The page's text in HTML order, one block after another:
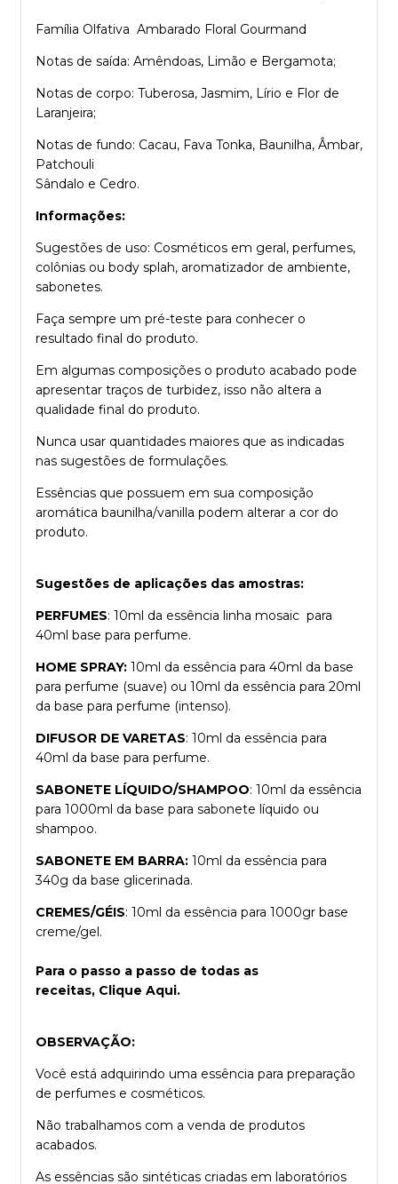
Família Olfativa Ambarado Floral Gourmand
Notas de saída: Amêndoas, Limão e Bergamota;
Notas de corpo: Tuberosa, Jasmim, Lírio e Flor de
Laranjeira;
Notas de fundo: Cacau, Fava Tonka, Baunilha, Âmbar,
Patchouli
Sândalo e Cedro.
Informações:
Sugestões de uso: Cosméticos em geral, perfumes,
colônias ou body splah, aromatizador de ambiente,
sabonetes.
Faça sempre um pré-teste para conhecer o
resultado final do produto.
Em algumas composições o produto acabado pode
apresentar traços de turbidez, isso não altera a
qualidade final do produto.
Nunca usar quantidades maiores que as indicadas
nas sugestões de formulações.
Essências que possuem em sua composição
aromática baunilha/vanilla podem alterar a cor do
produto.
Sugestões de aplicações das amostras:
PERFUMES: 10ml da essência linha mosaic para
40ml base para perfume.
HOME SPRAY: 10ml da essência para 40ml da base
para perfume (suave) ou 10ml da essência para 20ml
da base para perfume (intenso).
DIFUSOR DE VARETAS: 10ml da essência para
40ml da base para perfume.
SABONETE LÍQUIDO/SHAMPOO: 10ml da essência
para 1000ml da base para sabonete líquido ou
shampoo.
SABONETE EM BARRA: 10ml da essência para
340g da base glicerinada.
CREMES/GÉIS: 10ml da essência para 1000gr base
creme/gel.
Para o passo a passo de todas as
receitas, Clique Aqui.
OBSERVAÇÃO:
Você está adquirindo uma essência para preparação
de perfumes e cosméticos.
Não trabalhamos com a venda de produtos
acabados.
As essências são sintéticas criadas em laboratórios